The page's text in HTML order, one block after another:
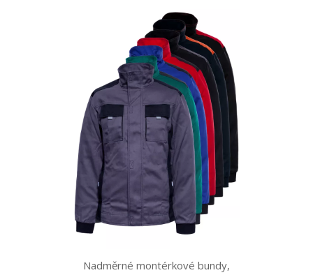
Nadměrné montérkové bundy,